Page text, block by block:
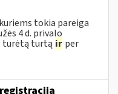
tokia pareiga
4 d. privalo
turėtą turtą ir per